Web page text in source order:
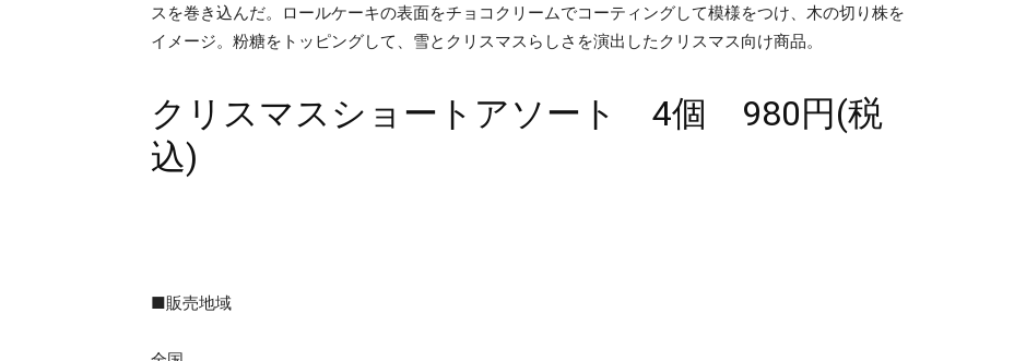
スを巻き込んだ。ロールケーキの表面をチョコクリームでコーティングして模様をつけ、木の切り株を
イメージ。粉糖をトッピングして、雪とクリスマスらしさを演出したクリスマス向け商品。
クリスマスショートアソート 4個 980円(税
込)
■販売地域